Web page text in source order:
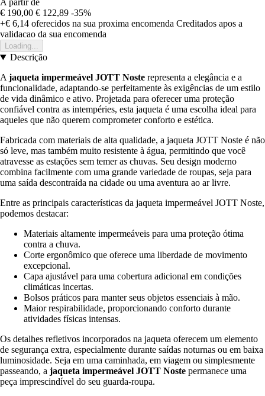
A partir de
€ 190,00 € 122,89 -35%
+€ 6,14 oferecidos na sua proxima encomenda Creditados apos a
validacao da sua encomenda
Loading...
Descrição
A jaqueta impermeável JOTT Noste representa a elegância e a
funcionalidade, adaptando-se perfeitamente às exigências de um estilo
de vida dinâmico e ativo. Projetada para oferecer uma proteção
confiável contra as intempéries, esta jaqueta é uma escolha ideal para
aqueles que não querem comprometer conforto e estética.
Fabricada com materiais de alta qualidade, a jaqueta JOTT Noste é não
só leve, mas também muito resistente à água, permitindo que você
atravesse as estações sem temer as chuvas. Seu design moderno
combina facilmente com uma grande variedade de roupas, seja para
uma saída descontraída na cidade ou uma aventura ao ar livre.
Entre as principais características da jaqueta impermeável JOTT Noste,
podemos destacar:
Materiais altamente impermeáveis para uma proteção ótima
contra a chuva.
Corte ergonômico que oferece uma liberdade de movimento
excepcional.
Capa ajustável para uma cobertura adicional em condições
climáticas incertas.
Bolsos práticos para manter seus objetos essenciais à mão.
Maior respirabilidade, proporcionando conforto durante
atividades físicas intensas.
Os detalhes refletivos incorporados na jaqueta oferecem um elemento
de segurança extra, especialmente durante saídas noturnas ou em baixa
luminosidade. Seja em uma caminhada, em viagem ou simplesmente
passeando, a jaqueta impermeável JOTT Noste permanece uma
peça imprescindível do seu guarda-roupa.